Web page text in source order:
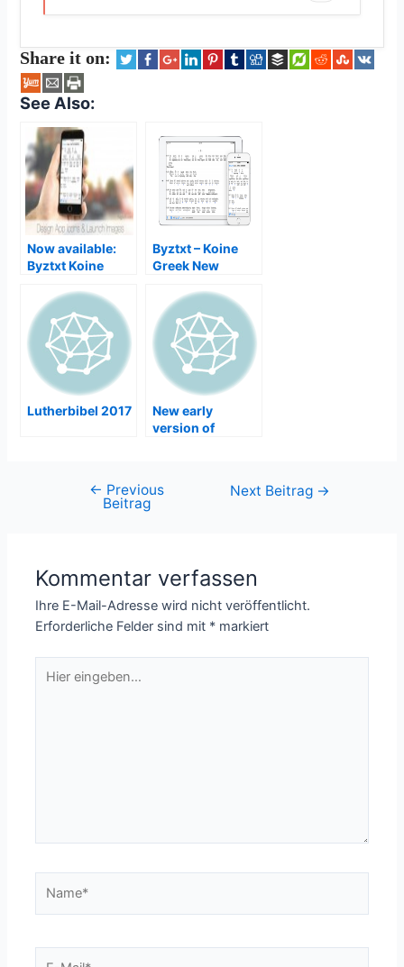
Share it on:
See Also:
Now available:
Byztxt Koine
Testament
Interlinear App
available for
iPhone and iPad
Byztxt – Koine
Greek New
Interlinear App
for iOS Mac App
Reformation Day
31. October
(Halloween)
Lutherbibel 2017
New early
version of
Beitrags-
Navigation
← Previous
Beitrag
Next Beitrag →
Kommentar verfassen
Ihre E-Mail-Adresse wird nicht veröffentlicht.
Erforderliche Felder sind mit * markiert
eingeben…